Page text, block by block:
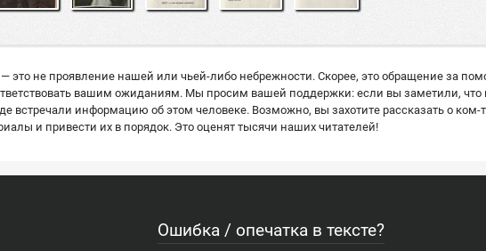
это не проявление нашей или чьей-либо небрежности. Скорее, это обращение за
вашим ожиданиям. Мы просим вашей поддержки: если вы заметили, что
встречали информацию об этом человеке. Возможно, вы захотите рассказать о
и привести их в порядок. Это оценят тысячи наших читателей!
Ошибка / опечатка в тексте?